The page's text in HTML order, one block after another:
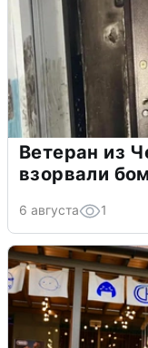
Ветеран из
взорвали
6 августа 1